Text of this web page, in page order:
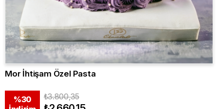
Mor İhtişam Özel Pasta
%30
₺3.800,35